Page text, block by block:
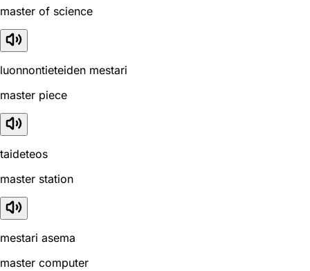
master of science
luonnontieteiden mestari
master piece
taideteos
master station
mestari asema
master computer